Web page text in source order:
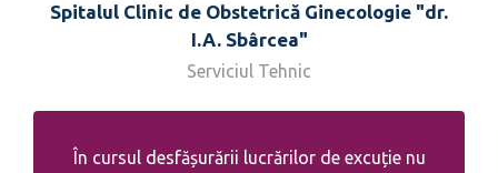
Spitalul Clinic de Obstetrică Ginecologie "dr.
I.A. Sbârcea"
Serviciul Tehnic
În cursul desfășurării lucrărilor de excuție nu